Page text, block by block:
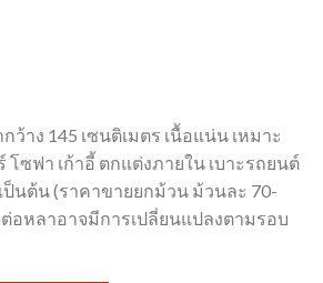
ว้าง 145 เซนติเมตร เนื้อแน่น เหมาะ
โซฟา เก้าอี้ ตกแต่งภายใน เบาะรถยนต์
ป็นต้น (ราคาขายยกม้วน ม้วนละ 70-
อหลาอาจมีการเปลี่ยนแปลงตามรอบ